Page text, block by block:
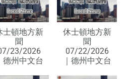
士頓地方新
聞
23/2026
德州中文台
休士頓地方新
聞
07/22/2026
｜德州中文台